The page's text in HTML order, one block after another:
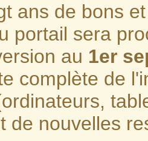
ans de bons
portail sera
au 1er
complète de
de nouvelles